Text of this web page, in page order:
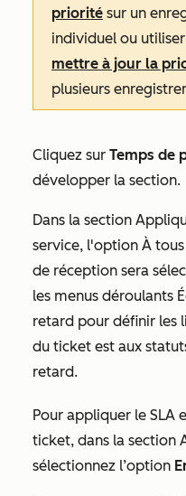
priorité sur un
individuel ou
mettre à jour la
plusieurs
Cliquez sur Temps de
développer la section.
Dans la section
service, l'option À
de réception sera
les menus déroulants
retard pour définir les
du ticket est aux
retard.
Pour appliquer le
ticket, dans la section
sélectionnez l’option